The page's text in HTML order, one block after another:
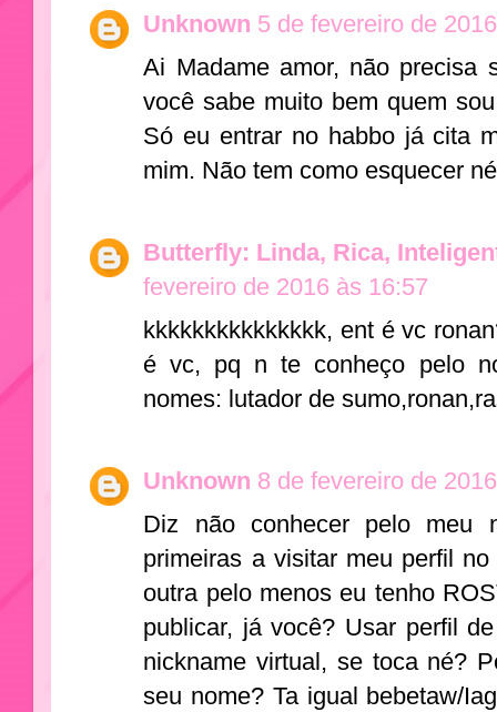
Unknown 5 de fevereiro de
Ai Madame amor, não precisa
você sabe muito bem quem
Só eu entrar no habbo já cita
mim. Não tem como esquecer
Butterfly: Linda, Rica,
fevereiro de 2016 às 16:57
kkkkkkkkkkkkkkk, ent é vc
é vc, pq n te conheço pelo
nomes: lutador de
Unknown 8 de fevereiro de
Diz não conhecer pelo meu
primeiras a visitar meu perfil
outra pelo menos eu tenho
publicar, já você? Usar perfil
nickname virtual, se toca né?
seu nome? Ta igual bebetaw/